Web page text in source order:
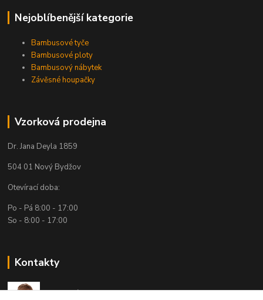
Nejoblíbenější kategorie
Bambusové tyče
Bambusové ploty
Bambusový nábytek
Závěsné houpačky
Vzorková prodejna
Dr. Jana Deyla 1859
504 01 Nový Bydžov
Otevírací doba:
Po - Pá 8:00 - 17:00
So - 8:00 - 17:00
Kontakty
Technická podpora